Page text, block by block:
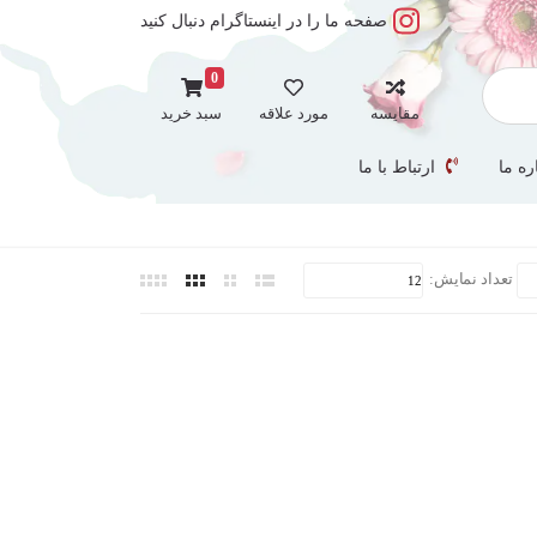
صفحه ما را در اینستاگرام دنبال کنید
مقایسه مورد علاقه
0
سبد خرید
ما ارتباط با ما
تعداد نمایش: